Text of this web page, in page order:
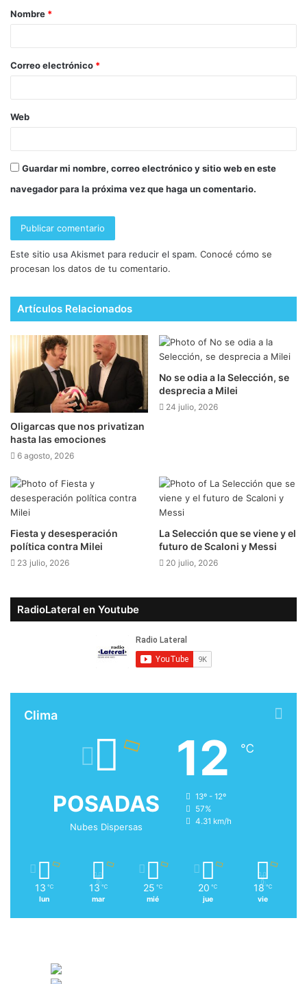
Nombre *
Correo electrónico *
Web
Guardar mi nombre, correo electrónico y sitio web en este
navegador para la próxima vez que haga un comentario.
Este sitio usa Akismet para reducir el spam. Conocé cómo se
procesan los datos de tu comentario.
Artículos Relacionados
Oligarcas que nos privatizan
hasta las emociones
6 agosto, 2026
No se odia a la Selección, se
desprecia a Milei
24 julio, 2026
Fiesta y desesperación
política contra Milei
23 julio, 2026
La Selección que se viene y el
futuro de Scaloni y Messi
20 julio, 2026
RadioLateral en Youtube
Clima
POSADAS
Nubes Dispersas
12 ℃
13º - 12º
57%
4.31 km/h
13 ℃
lun
13 ℃
mar
25 ℃
mié
20 ℃
jue
18 ℃
vie